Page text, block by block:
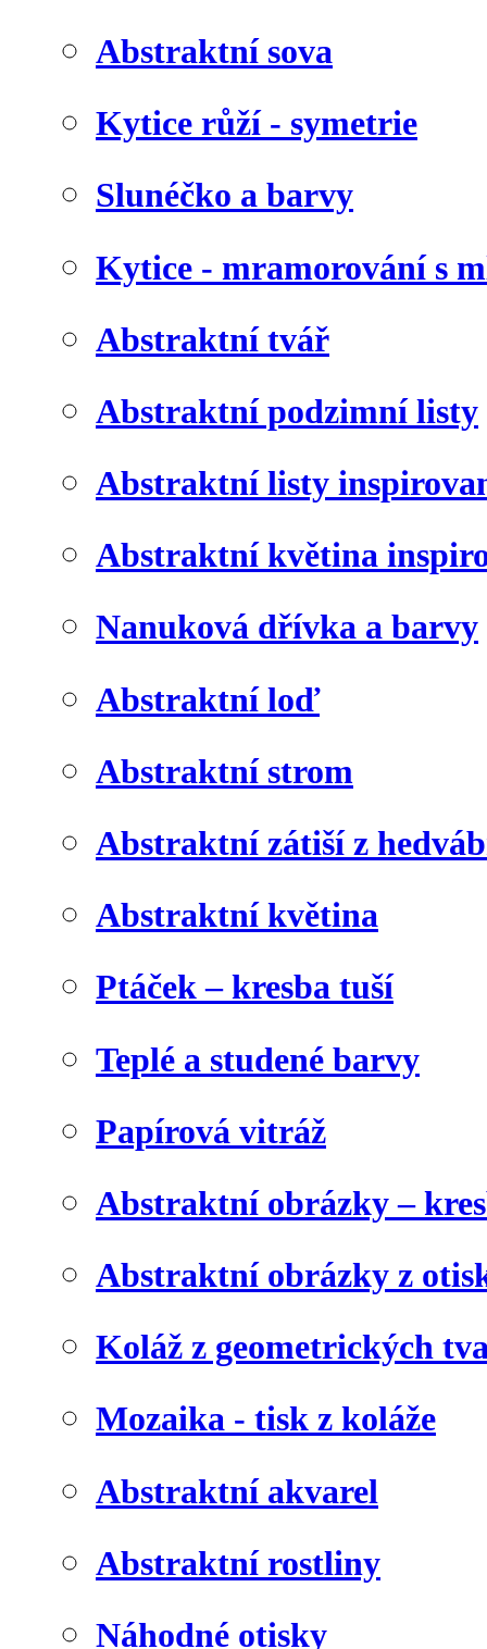
Abstraktní sova
Kytice růží - symetrie
Slunéčko a barvy
Kytice - mramorování s
Abstraktní tvář
Abstraktní podzimní listy
Abstraktní listy
Abstraktní květina
Nanuková dřívka a barvy
Abstraktní loď
Abstraktní strom
Abstraktní zátiší z
Abstraktní květina
Ptáček – kresba tuší
Teplé a studené barvy
Papírová vitráž
Abstraktní obrázky –
Abstraktní obrázky z
Koláž z geometrických
Mozaika - tisk z koláže
Abstraktní akvarel
Abstraktní rostliny
Náhodné otisky